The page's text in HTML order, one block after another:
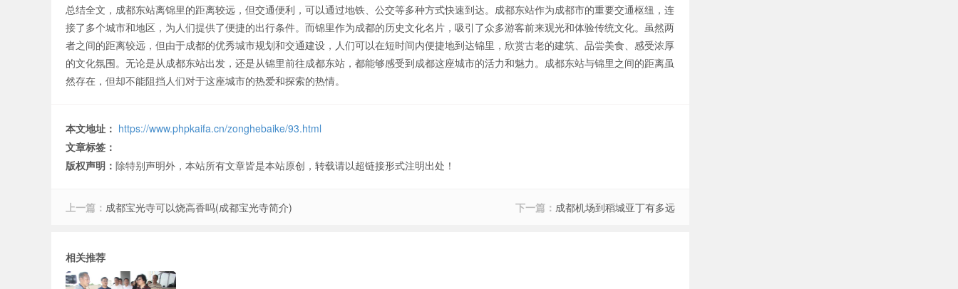
总结全文，成都东站离锦里的距离较远，但交通便利，可以通过地铁、公交等多种方式快速到达。成都东站作为成都市的重要交通枢纽，连
接了多个城市和地区，为人们提供了便捷的出行条件。而锦里作为成都的历史文化名片，吸引了众多游客前来观光和体验传统文化。虽然两
者之间的距离较远，但由于成都的优秀城市规划和交通建设，人们可以在短时间内便捷地到达锦里，欣赏古老的建筑、品尝美食、感受浓厚
的文化氛围。无论是从成都东站出发，还是从锦里前往成都东站，都能够感受到成都这座城市的活力和魅力。成都东站与锦里之间的距离虽
然存在，但却不能阻挡人们对于这座城市的热爱和探索的热情。
本文地址： https://www.phpkaifa.cn/zonghebaike/93.html
文章标签：
版权声明： 除特别声明外，本站所有文章皆是本站原创，转载请以超链接形式注明出处！
上一篇： 成都宝光寺可以烧高香吗(成都宝光寺简介) 下一篇： 成都机场到稻城亚丁有多远
相关推荐